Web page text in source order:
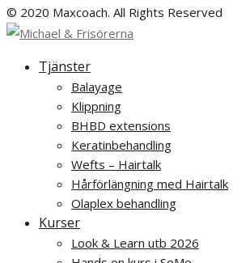
© 2020 Maxcoach. All Rights Reserved
Tjänster
Balayage
Klippning
BHBD extensions
Keratinbehandling
Wefts – Hairtalk
Hårförlängning med Hairtalk
Olaplex behandling
Kurser
Look & Learn utb 2026